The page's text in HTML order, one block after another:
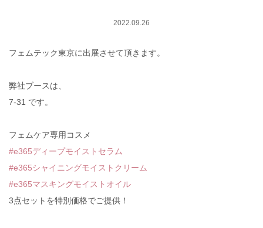
2022.09.26
フェムテック東京に出展させて頂きます。
弊社ブースは、
7-31 です。
フェムケア専用コスメ
#e365ディープモイストセラム
#e365シャイニングモイストクリーム
#e365マスキングモイストオイル
3点セットを特別価格でご提供！